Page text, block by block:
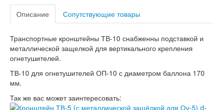
Описание
Сопутствующие товары
Транспортные кронштейны ТВ-10 снабженны подставкой и
металлической защелкой для вертикального крепления
огнетушителей.
ТВ-10 для огнетушителей ОП-10 с диаметром баллона 170
мм.
Так же вас может заинтересовать: